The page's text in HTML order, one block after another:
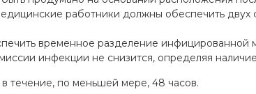
работники должны обеспечить
временное разделение инфицированной
инфекции не снизится, определяя
течение, по меньшей мере, 48 часов.